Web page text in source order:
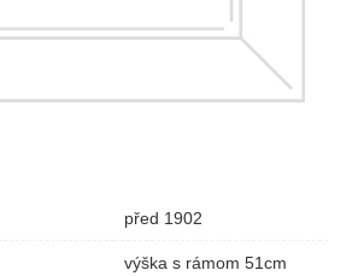
před 1902
výška s rámom 51cm